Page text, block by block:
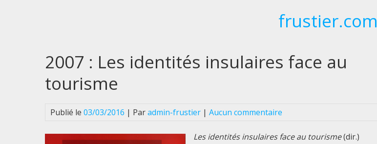
frustier.com
2007 : Les identités insulaires face au
tourisme
Publié le 03/03/2016 | Paradmin-frustier | Aucun commentaire
Les identités insulaires face au tourisme(dir.)